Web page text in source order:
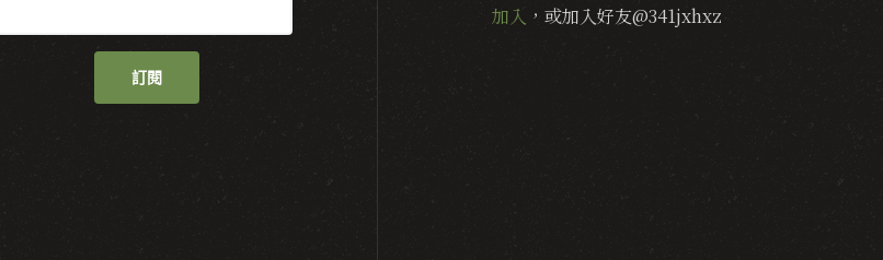
訂閱
加入 ，或加入好友@341jxhxz